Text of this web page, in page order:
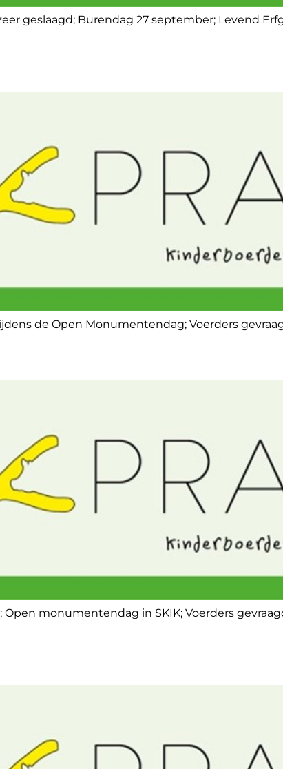
geslaagd; Burendag 27 september; Levend
de Open Monumentendag; Voerders
monumentendag in SKIK; Voerders